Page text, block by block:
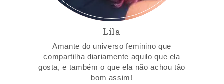
Lila
Amante do universo feminino que
compartilha diariamente aquilo que ela
gosta, e também o que ela não achou tão
bom assim!